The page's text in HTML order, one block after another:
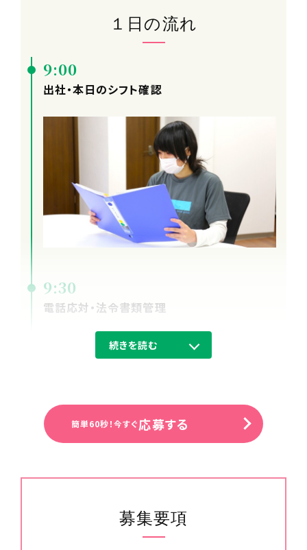
１日の流れ
続きを読む
9:00
出社・本日のシフト確認
9:30
電話応対・法令書類管理
簡単60秒！今すぐ応募する
募集要項